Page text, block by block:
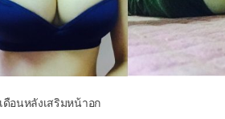
ดือนหลังเสริมหน้าอก